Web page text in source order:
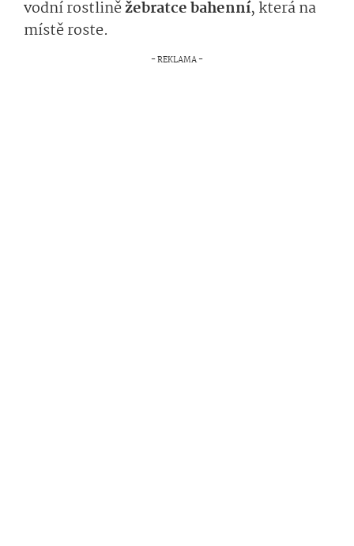
vodní rostliněžebratce bahenní, která na
místě roste.